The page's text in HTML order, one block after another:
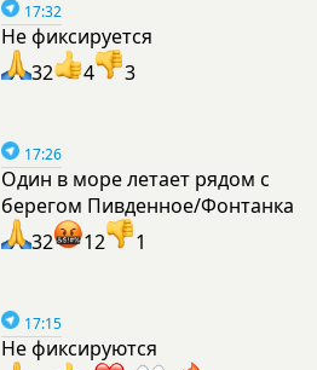
17:32
Не фиксируется
32
4 3
17:26
Один в море летает рядом с
берегом Пивденное/Фонтанка
32
12 1
17:15
Не фиксируются